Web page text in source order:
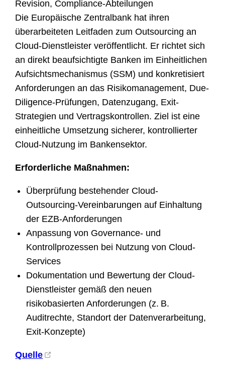
Revision, Compliance-Abteilungen
Die Europäische Zentralbank hat ihren
überarbeiteten Leitfaden zum Outsourcing an
Cloud-Dienstleister veröffentlicht. Er richtet sich
an direkt beaufsichtigte Banken im Einheitlichen
Aufsichtsmechanismus (SSM) und konkretisiert
Anforderungen an das Risikomanagement, Due-
Diligence-Prüfungen, Datenzugang, Exit-
Strategien und Vertragskontrollen. Ziel ist eine
einheitliche Umsetzung sicherer, kontrollierter
Cloud-Nutzung im Bankensektor.
Erforderliche Maßnahmen:
Überprüfung bestehender Cloud-
Outsourcing-Vereinbarungen auf Einhaltung
der EZB-Anforderungen
Anpassung von Governance- und
Kontrollprozessen bei Nutzung von Cloud-
Services
Dokumentation und Bewertung der Cloud-
Dienstleister gemäß den neuen
risikobasierten Anforderungen (z. B.
Auditrechte, Standort der Datenverarbeitung,
Exit-Konzepte)
Quelle